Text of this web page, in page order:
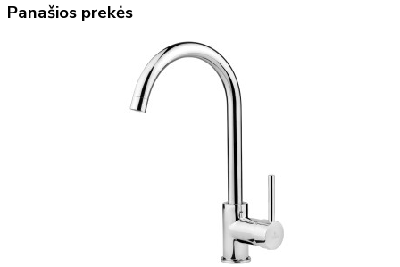
Panašios prekės